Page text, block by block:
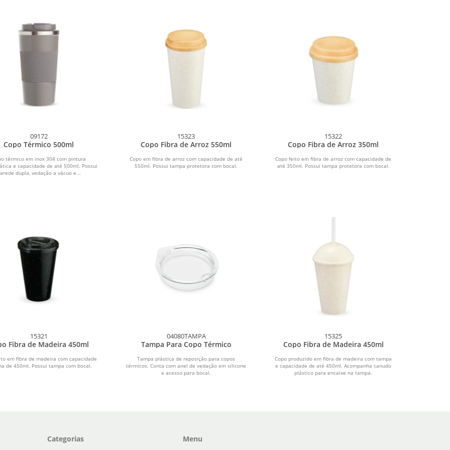
09172
Copo Térmico 500ml
térmico em inox 304 com pintura
e capacidade de até 500ml. Possui
dupla, vedação a vácuo e...
15323
Copo Fibra de Arroz 550ml
Copo em fibra de arroz com capacidade de até
550ml. Possui tampa protetora com bocal.
15322
Copo Fibra de Arroz 350ml
Copo feito em fibra de arroz com capacidade de
até 350ml. Possui tampa protetora com bocal.
15321
Fibra de Madeira 450ml
em fibra de madeira com capacidade
de 450ml. Possui tampa com bocal.
04080TAMPA
Tampa Para Copo Térmico
Tampa plástica de reposição para copos
térmicos. Conta com anel de vedação em silicone
e acesso para bocal.
15325
Copo Fibra de Madeira 450ml
Copo produzido em fibra de madeira com tampa
e capacidade de até 450ml. Acompanha canudo
plástico para encaixe na tampa.
Categorias Menu